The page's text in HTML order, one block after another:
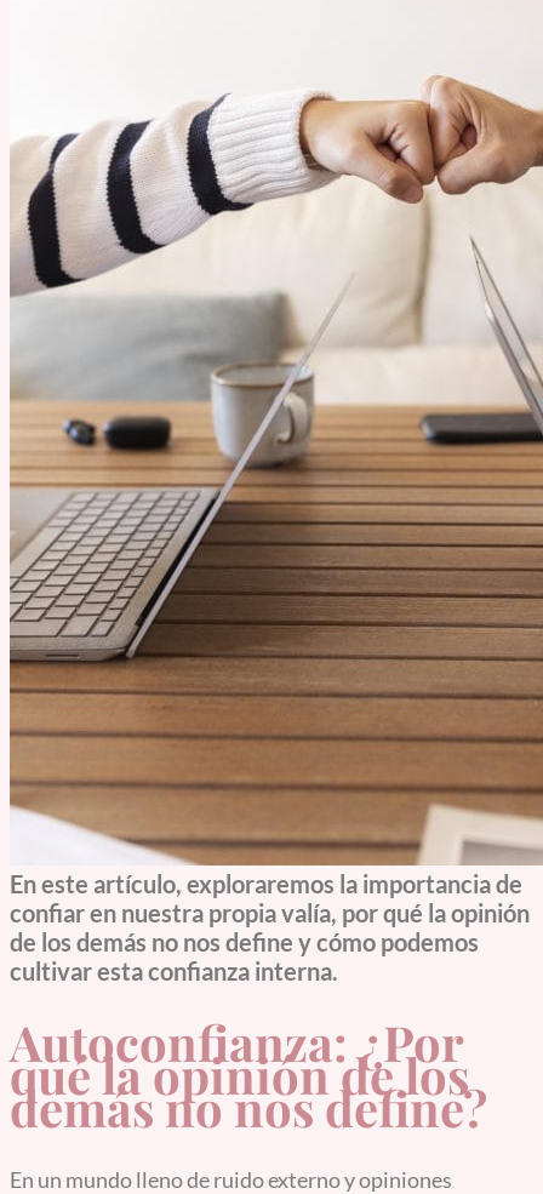
En este artículo, exploraremos la importancia de
confiar en nuestra propia valía, por qué la opinión
de los demás no nos define y cómo podemos
cultivar esta confianza interna.
Autoconfianza: ¿Por
qué la opinión de los
demás no nos define?
En un mundo lleno de ruido externo y opiniones